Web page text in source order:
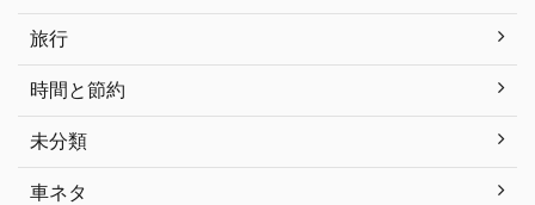
旅行
時間と節約
未分類
車ネタ